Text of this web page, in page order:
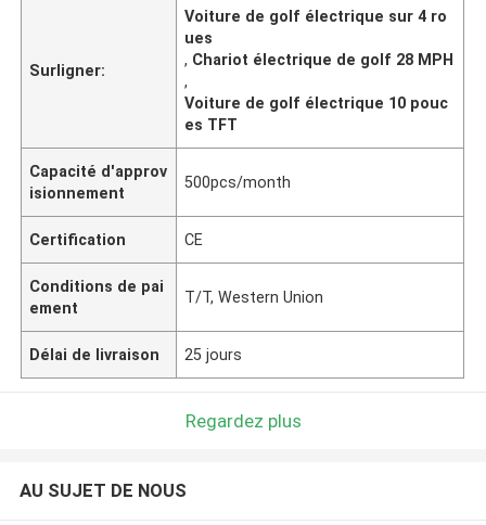
Surligner:
Voiture de golf électrique sur 4 ro
ues
, Chariot électrique de golf 28 MPH
,
Voiture de golf électrique 10 pouc
es TFT
Capacité d'approv
isionnement
500pcs/month
Certification CE
Conditions de pai
ement
T/T, Western Union
Délai de livraison 25 jours
Regardez plus
AU SUJET DE NOUS